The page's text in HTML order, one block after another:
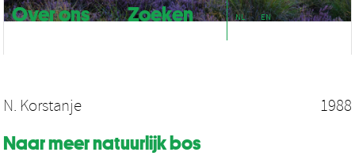
Over ons
Zoeken NL EN
N. Korstanje 1988
Naar meer natuurlijk bos